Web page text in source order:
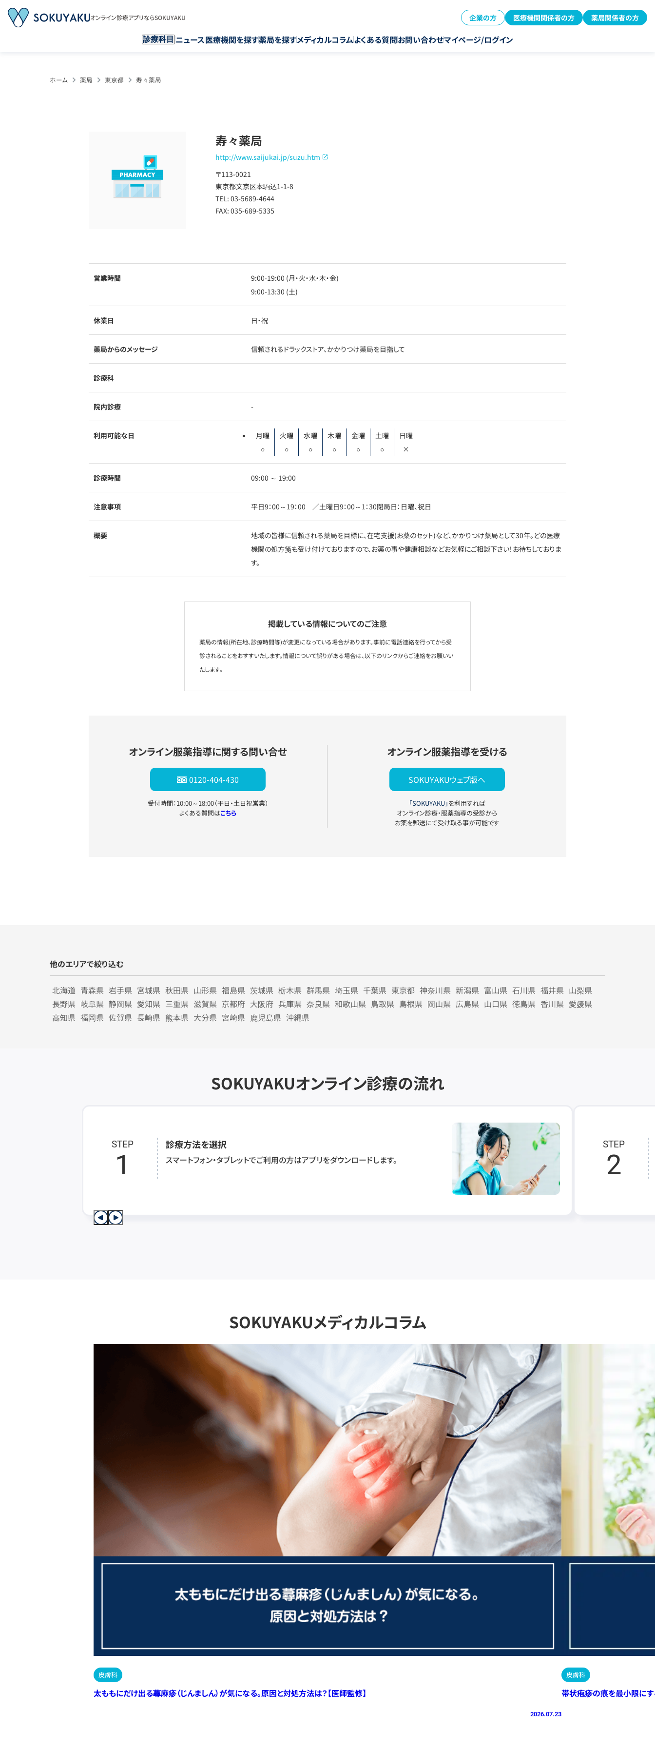
オンライン診療アプリならSOKUYAKU 企業の方 医療機関関係者の方 薬局関係者の方
診療科目 ニュース医療機関を探す薬局を探すメディカルコラムよくある質問お問い合わせマイページ/ログイン
ホーム 薬局 東京都 寿々薬局
寿々薬局
http://www.saijukai.jp/suzu.htm
〒113-0021
東京都文京区本駒込1-1-8
TEL: 03-5689-4644
FAX: 035-689-5335
営業時間
9:00-19:00 (月・火・水・木・金)
9:00-13:30 (土)
休業日 日・祝
薬局からのメッセージ 信頼されるドラックストア、かかりつけ薬局を目指して
診療科
院内診療 -
利用可能な日
月曜
○
火曜
○
水曜
○
木曜
○
金曜
○
土曜
○
日曜
×
診療時間 09:00 ～ 19:00
注意事項 平日9：00～19：00 ／土曜日9：00～1：30閉局日：日曜、祝日
概要
地域の皆様に信頼される薬局を目標に、在宅支援(お薬のセット)など、かかりつけ薬局として30年。どの医療
機関の処方箋も受け付けておりますので、お薬の事や健康相談などお気軽にご相談下さい！お待ちしておりま
す。
掲載している情報についてのご注意
薬局の情報(所在地、診療時間等)が変更になっている場合があります。事前に電話連絡を行ってから受
診されることをおすすいたします。情報について誤りがある場合は、以下のリンクからご連絡をお願いい
たします。
オンライン服薬指導に関する問い合せ
0120-404-430
受付時間：10:00～18:00（平日・土日祝営業）
よくある質問はこちら
オンライン服薬指導を受ける
SOKUYAKUウェブ版へ
「SOKUYAKU」を利用すれば
オンライン診療・服薬指導の受診から
お薬を郵送にて受け取る事が可能です
他のエリアで絞り込む
北海道 青森県 岩手県 宮城県 秋田県 山形県 福島県 茨城県 栃木県 群馬県 埼玉県 千葉県 東京都 神奈川県 新潟県 富山県 石川県 福井県 山梨県
長野県 岐阜県 静岡県 愛知県 三重県 滋賀県 京都府 大阪府 兵庫県 奈良県 和歌山県 鳥取県 島根県 岡山県 広島県 山口県 徳島県 香川県 愛媛県
高知県 福岡県 佐賀県 長崎県 熊本県 大分県 宮崎県 鹿児島県 沖縄県
SOKUYAKUオンライン診療の流れ
STEP
1
診療方法を選択
スマートフォン・タブレットでご利用の方はアプリをダウンロードします。
STEP
2
SOKUYAKUメディカルコラム
皮膚科
太ももにだけ出る蕁麻疹（じんましん）が気になる。原因と対処方法は？【医師監修】
2026.07.23
皮膚科
帯状疱疹の痕を最小限にす